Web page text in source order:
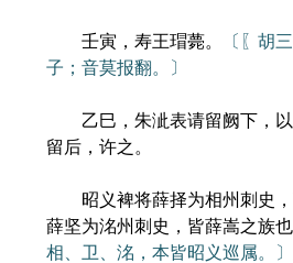
壬寅，寿王瑁薨。
〔〖胡
子；音莫报翻。〕
乙巳，朱泚表请留阙下，以
留后，许之。
昭义裨将薛择为相州刺史，
薛坚为洺州刺史，皆薛嵩之族也
相、卫、洺，本皆昭义巡属。〕